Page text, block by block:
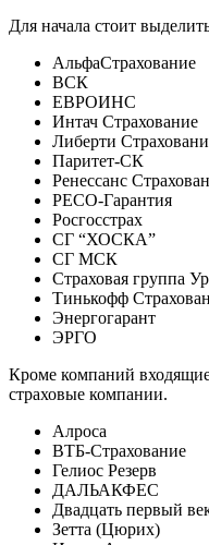
Для начала стоит
АльфаСтрахование
ВСК
ЕВРОИНС
Интач Страхование
Либерти
Паритет-СК
Ренессанс
РЕСО-Гарантия
Росгосстрах
СГ “ХОСКА”
СГ МСК
Страховая группа
Тинькофф
Энергогарант
ЭРГО
Кроме компаний
страховые компании.
Алроса
ВТБ-Страхование
Гелиос Резерв
ДАЛЬАКФЕС
Двадцать первый
Зетта (Цюрих)